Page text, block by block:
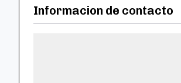
Informacion de contacto